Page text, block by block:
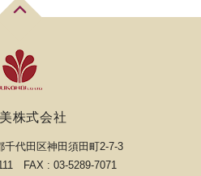
株式会社
千代田区神田須田町2-7-3
FAX : 03-5289-7071